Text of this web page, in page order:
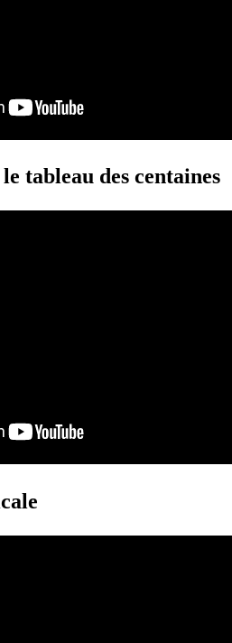
tableau des centaines